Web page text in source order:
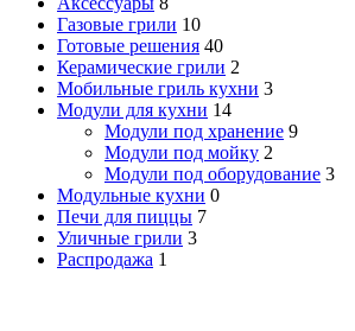
Газовые грили 10
Готовые решения 40
Керамические грили 2
Мобильные гриль кухни 3
Модули для кухни 14
Модули под хранение 9
Модули под мойку 2
Модули под оборудование 3
Модульные кухни 0
Печи для пиццы 7
Уличные грили 3
Распродажа 1